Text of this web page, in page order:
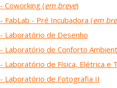
- Coworking (em breve)
- FabLab - Pré Incubadora (em
- Laboratório de Desenho
- Laboratório de Conforto
- Laboratório de Física, Elétrica e
- Laboratório de Fotografia II